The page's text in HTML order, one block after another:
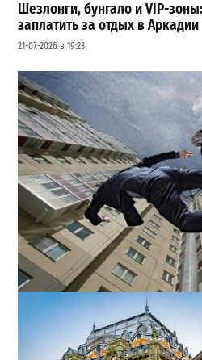
Шезлонги, бунгало и VIP-
заплатить за отдых в Аркадии
21-07-2026 в 19:23
В одесском жилмассиве
мужчина: что известно
27-07-2026 в 13:47